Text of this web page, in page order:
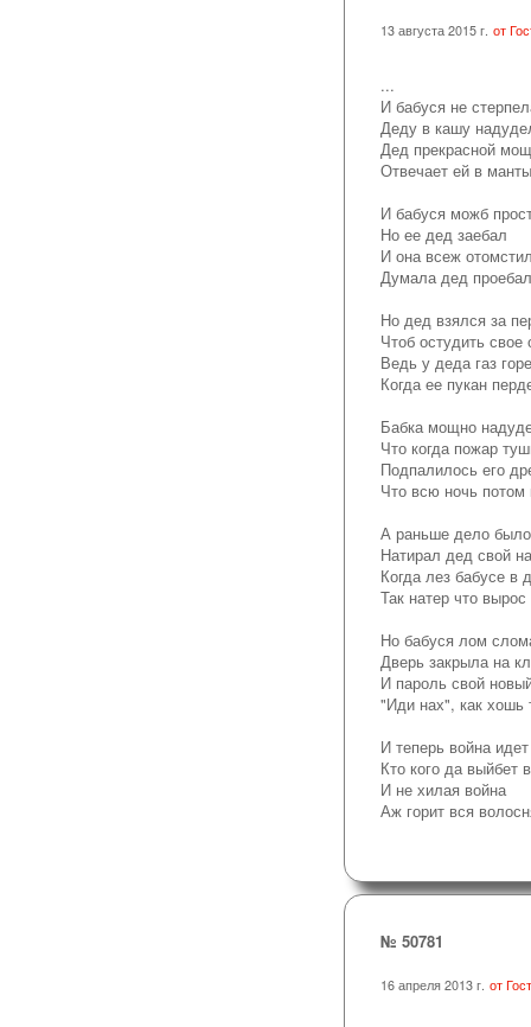
13 августа 2015 г. от
...
И бабуся не
Деду в кашу
Дед прекрасной
Отвечает ей в манты
И бабуся можб
Но ее дед заебал
И она всеж
Думала дед проебал
Но дед взялся за
Чтоб остудить свое
Ведь у деда газ
Когда ее пукан
Бабка мощно
Что когда пожар
Подпалилось его
Что всю ночь потом
А раньше дело
Натирал дед свой
Когда лез бабусе в
Так натер что
Но бабуся лом
Дверь закрыла на
И пароль свой
"Иди нах", как хошь
И теперь война идет
Кто кого да выйбет
И не хилая война
Аж горит вся
№ 50781
16 апреля 2013 г. от